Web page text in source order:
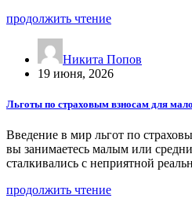
продолжить чтение
Никита Попов
19 июня, 2026
Льготы по страховым взносам для
Введение в мир льгот по
вы занимаетесь малым или
сталкивались с неприятной
продолжить чтение